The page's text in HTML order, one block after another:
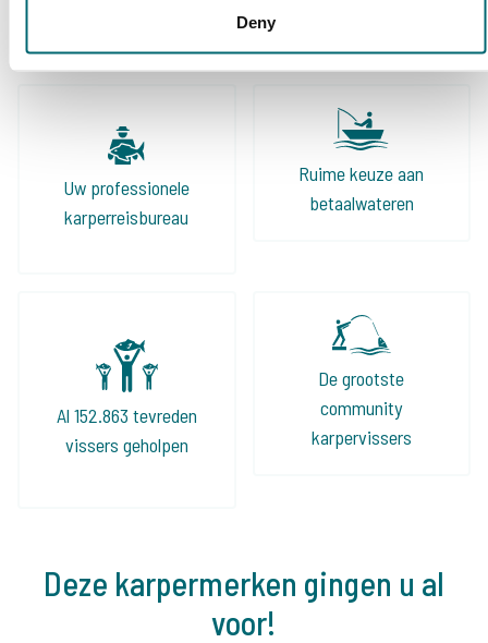
Deny
Uw professionele
karperreisbureau
Ruime keuze aan
betaalwateren
Al 152.863 tevreden
vissers geholpen
De grootste
community
karpervissers
Deze karpermerken gingen u al
voor!